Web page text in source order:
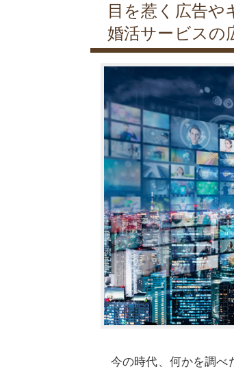
目を惹く広告や
婚活サービスの
今の時代、何かを調べ